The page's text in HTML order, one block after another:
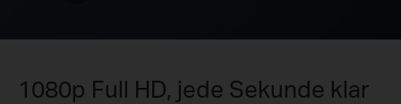
1080p Full HD, jede Sekunde klar